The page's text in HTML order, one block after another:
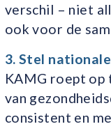
verschil – niet
ook voor de
3. Stel
KAMG roept
van
consistent en